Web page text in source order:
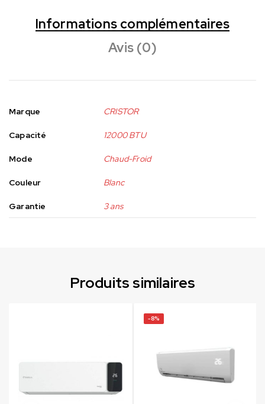
Informations complémentaires
Avis (0)
Marque CRISTOR
Capacité 12000 BTU
Mode Chaud-Froid
Couleur Blanc
Garantie 3 ans
Produits similaires
-8%